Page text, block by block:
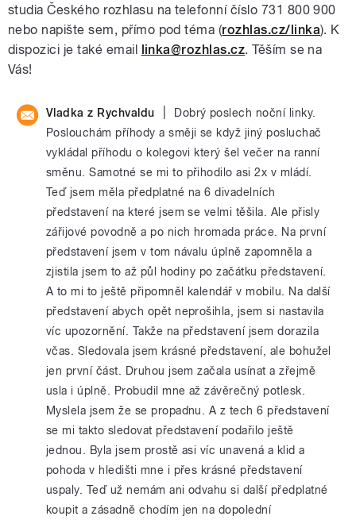
studia Českého rozhlasu na telefonní číslo 731 800 900
nebo napište sem, přímo pod téma (rozhlas.cz/linka). K
dispozici je také email linka@rozhlas.cz. Těším se na
Vás!
Vladka z Rychvaldu
Dobrý poslech noční linky.
Poslouchám příhody a směji se když jiný posluchač
vykládal příhodu o kolegovi který šel večer na ranní
směnu. Samotné se mi to přihodilo asi 2x v mládí.
Teď jsem měla předplatné na 6 divadelních
představení na které jsem se velmi těšila. Ale přisly
zářijové povodně a po nich hromada práce. Na první
představení jsem v tom návalu úplně zapomněla a
zjistila jsem to až půl hodiny po začátku představení.
A to mi to ještě připomněl kalendář v mobilu. Na další
představení abych opět neprošihla, jsem si nastavila
víc upozornění. Takže na představení jsem dorazila
včas. Sledovala jsem krásné představení, ale bohužel
jen první část. Druhou jsem začala usínat a zřejmě
usla i úplně. Probudil mne až závěrečný potlesk.
Myslela jsem že se propadnu. A z tech 6 představení
se mi takto sledovat představení podařilo ještě
jednou. Byla jsem prostě asi víc unavená a klid a
pohoda v hledišti mne i přes krásné představení
uspaly. Teď už nemám ani odvahu si další předplatné
koupit a zásadně chodím jen na dopolední